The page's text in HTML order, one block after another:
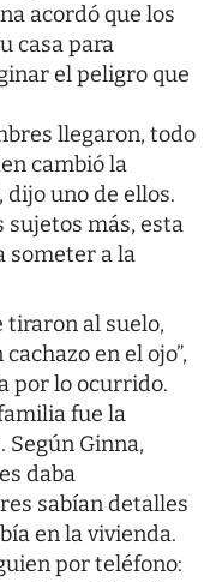
acordó que los
casa para
el peligro que
llegaron, todo
cambió la
dijo uno de ellos.
sujetos más, esta
someter a la
tiraron al suelo,
en el ojo”,
por lo ocurrido.
fue la
Ginna,
daba
sabían detalles
en la vivienda.
por teléfono: